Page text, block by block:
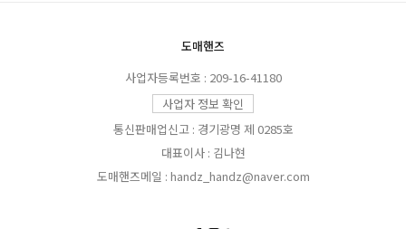
도매핸즈
사업자등록번호 : 209-16-41180
사업자 정보 확인
통신판매업신고 : 경기광명 제 0285호
대표이사 : 김나현
도매핸즈메일 : handz_handz@naver.com